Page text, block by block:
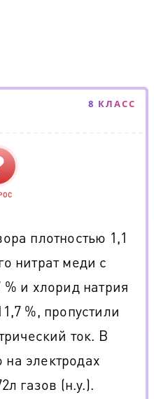
8 КЛАСС
плотностью 1,1
нитрат меди с
и хлорид натрия
%, пропустили
ток. В
на электродах
газов (н.у.).